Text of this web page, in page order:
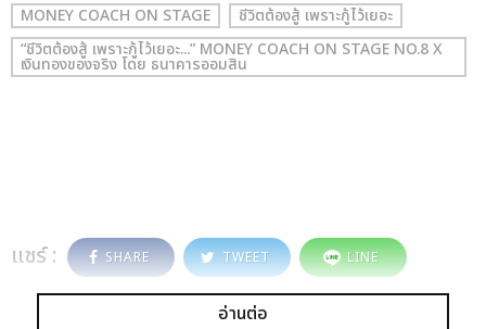
MONEY COACH ON STAGE
ชีวิตต้องสู้ เพราะกู้ไว้เยอะ
“ชีวิตต้องสู้ เพราะกู้ไว้เยอะ...” MONEY COACH ON STAGE NO.8 X
เงินทองของจริง โดย ธนาคารออมสิน
แชร์ : SHARE TWEET LINE
อ่านต่อ